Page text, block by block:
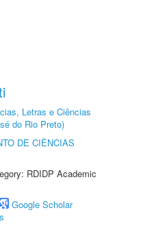
Letras e Ciências
do Rio Preto)
DE CIÊNCIAS
RDIDP Academic
Google Scholar